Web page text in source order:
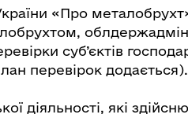
«Про
суб’єктів
перевірок додається).
діяльності, які